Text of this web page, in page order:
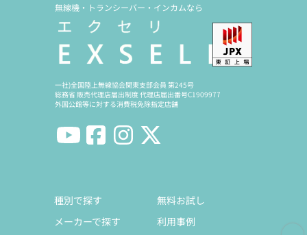
無線機・トランシーバー・インカムなら
一社)全国陸上無線協会関東支部会員 第245号
総務省 販売代理店届出制度 代理店届出番号C1909977
外国公館等に対する消費税免除指定店舗
種別で探す
メーカーで探す
無料お試し
利用事例